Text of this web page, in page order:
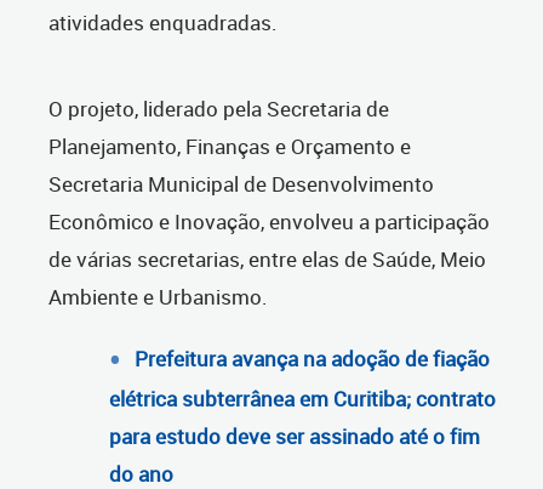
atividades enquadradas.
O projeto, liderado pela Secretaria de
Planejamento, Finanças e Orçamento e
Secretaria Municipal de Desenvolvimento
Econômico e Inovação, envolveu a participação
de várias secretarias, entre elas de Saúde, Meio
Ambiente e Urbanismo.
Prefeitura avança na adoção de fiação
elétrica subterrânea em Curitiba; contrato
para estudo deve ser assinado até o fim
do ano